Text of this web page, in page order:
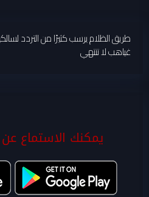
طريق الظلام يرسب كثيرًا من التردد
غياهب لا تنتهي
يمكنك الاستماع